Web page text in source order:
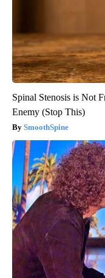
Spinal Stenosis is Not
Enemy (Stop This)
SmoothSpine